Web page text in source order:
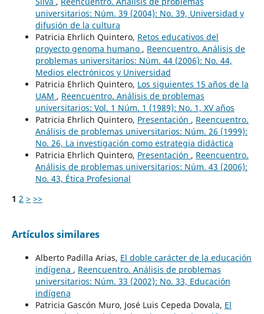
universitarios: Núm. 39 (2004): No. 39, Universidad y
difusión de la cultura
Patricia Ehrlich Quintero, Retos educativos del
proyecto genoma humano , Reencuentro. Análisis de
problemas universitarios: Núm. 44 (2006): No. 44,
Medios electrónicos y Universidad
Patricia Ehrlich Quintero, Los siguientes 15 años de la
UAM , Reencuentro. Análisis de problemas
universitarios: Vol. 1 Núm. 1 (1989): No. 1, XV años
Patricia Ehrlich Quintero, Presentación , Reencuentro.
Análisis de problemas universitarios: Núm. 26 (1999):
No. 26, La investigación como estrategia didáctica
Patricia Ehrlich Quintero, Presentación , Reencuentro.
Análisis de problemas universitarios: Núm. 43 (2006):
No. 43, Ética Profesional
1 2 > >>
Artículos similares
Alberto Padilla Arias, El doble carácter de la educación
indígena , Reencuentro. Análisis de problemas
universitarios: Núm. 33 (2002): No. 33, Educación
indígena
Patricia Gascón Muro, José Luis Cepeda Dovala, El